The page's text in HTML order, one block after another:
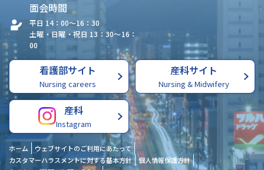
面会時間
平日 14：00〜16：30
土曜・日曜・祝日 13：30〜16：
00
看護部サイト
Nursing careers
産科サイト
Nursing & Midwifery
産科
Instagram
ホーム
ウェブサイトのご利用にあたって
カスタマーハラスメントに対する基本方針
個人情報保護方針